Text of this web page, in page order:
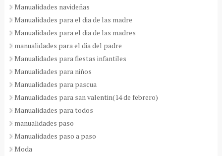
Manualidades navideñas
Manualidades para el dia de las madre
Manualidades para el dia de las madres
manualidades para el dia del padre
Manualidades para fiestas infantiles
Manualidades para niños
Manualidades para pascua
Manualidades para san valentin(14 de febrero)
Manualidades para todos
manualidades paso
Manualidades paso a paso
Moda